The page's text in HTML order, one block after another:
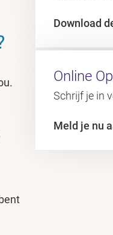
Download
Online
Schrijf je in
Meld je nu